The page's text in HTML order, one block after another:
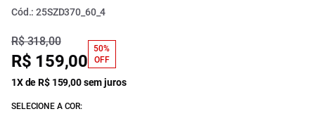
Cód.: 25SZD370_60_4
R$ 318,00
R$ 159,00
50%
OFF
1X de R$ 159,00 sem juros
SELECIONE A COR: